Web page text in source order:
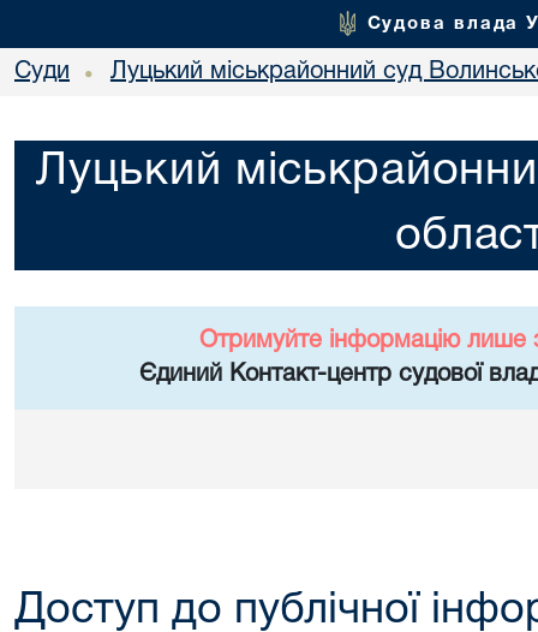
Судова влада
Суди • Луцький міськрайонний суд
Луцький
Отримуйте інформацію лише
Єдиний Контакт-центр судової
Доступ до публічної